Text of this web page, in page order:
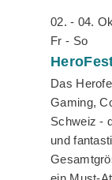
02. - 04.
Fr - So
Das
Gaming,
Schweiz -
und